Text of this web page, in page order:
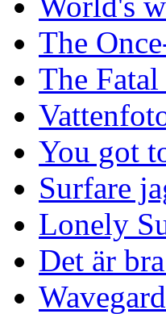
The
The Fatal
You got
Surfare
Lonely
Det är